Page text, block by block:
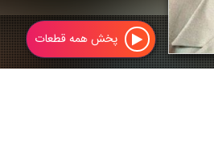
پخش همه قطعات